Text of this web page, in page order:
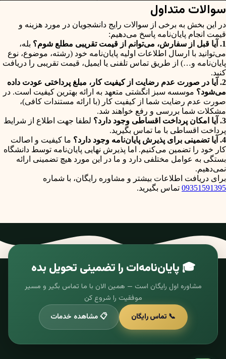
سوالات متداول
در این بخش به برخی از سوالات رایج دانشجویان در مورد هزینه و
قیمت انجام پایان‌نامه پاسخ می‌دهیم:
1. آیا قبل از سفارش، می‌توانم از قیمت تقریبی مطلع شوم؟
بله،
می‌توانید با ارسال اطلاعات اولیه پایان‌نامه خود (رشته، موضوع، نوع
پایان‌نامه و…) از طریق تماس تلفنی یا ایمیل، قیمت تقریبی را دریافت
کنید.
2. آیا در صورت عدم رضایت از کیفیت کار، مبلغ پرداختی عودت داده
می‌شود؟ موسسه سبز انگشتی متعهد به ارائه بهترین کیفیت است. در
صورت عدم رضایت شما از کیفیت کار (با ارائه مستندات کافی)،
مشکلات شما بررسی و رفع خواهند شد.
3. آیا امکان پرداخت اقساطی وجود دارد؟
لطفا جهت اطلاع از شرایط
پرداخت اقساطی با ما تماس بگیرید.
4. آیا تضمینی برای پذیرش پایان‌نامه وجود دارد؟
ما کیفیت و اصالت
کار خود را تضمین می‌کنیم. اما پذیرش نهایی پایان‌نامه توسط دانشگاه
بستگی به عوامل مختلفی دارد و ما در این مورد هیچ تضمینی ارائه
نمی‌دهیم.
برای دریافت اطلاعات بیشتر و مشاوره رایگان، با شماره
09351591395 تماس بگیرید.
🎓 پایان‌نامه‌ات را تضمینی تحویل بده
مشاوره اول رایگان است — همین الان با ما تماس بگیر و مسیر
موفقیت را شروع کن
📞 تماس رایگان
📋 مشاهده خدمات